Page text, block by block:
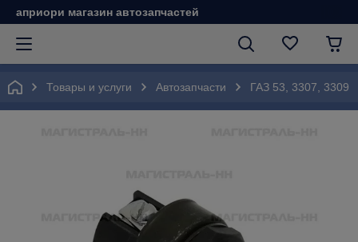
априори магазин автозапчастей
Товары и услуги Автозапчасти ГАЗ 53, 3307, 3309